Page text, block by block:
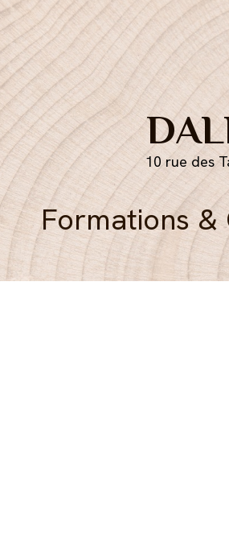
10 rue des
Formations &